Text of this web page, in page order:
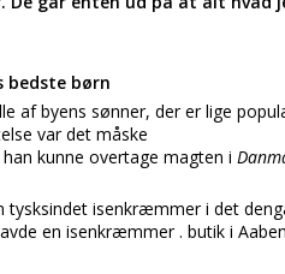
bedste børn
af byens sønner, der er lige
var det måske
kunne overtage magten i
tysksindet isenkræmmer i det
en isenkræmmer . butik i